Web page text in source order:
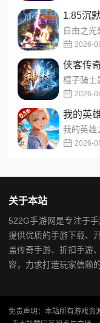
总结：攻速无限
《顽石英雄》用‌
新定义无限刀传奇。
越战越强！无论你是
值得一战！
1.85沉
2026-
侠客传
2026-
我的英
2026-
关于本站
522G手游网是专注于
提供优质的手游下载、
盖传奇手游、折扣手游
容，力求打造玩家信赖
免责声明：本站所有游戏资